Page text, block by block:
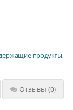
продукты,
Отзывы (0)